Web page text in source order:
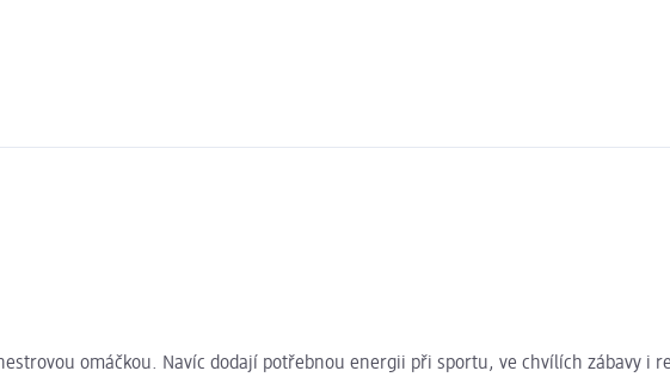
omáčkou. Navíc dodají potřebnou energii při sportu, ve chvílích zábavy i